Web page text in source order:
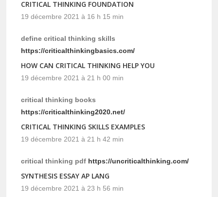
CRITICAL THINKING FOUNDATION
19 décembre 2021 à 16 h 15 min
define critical thinking skills
https://criticalthinkingbasics.com/
HOW CAN CRITICAL THINKING HELP YOU
19 décembre 2021 à 21 h 00 min
critical thinking books
https://criticalthinking2020.net/
CRITICAL THINKING SKILLS EXAMPLES
19 décembre 2021 à 21 h 42 min
critical thinking pdf https://uncriticalthinking.com/
SYNTHESIS ESSAY AP LANG
19 décembre 2021 à 23 h 56 min